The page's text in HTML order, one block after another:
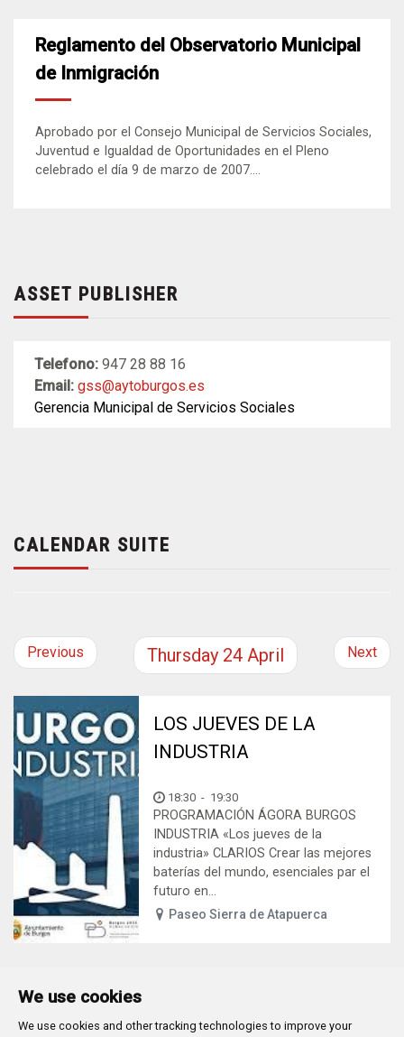
We use cookies
We use cookies and other tracking technologies to improve your
Reglamento del Observatorio Municipal
de Inmigración
Aprobado por el Consejo Municipal de Servicios Sociales,
Juventud e Igualdad de Oportunidades en el Pleno
celebrado el día 9 de marzo de 2007....
ASSET PUBLISHER
Telefono: 947 28 88 16
Email: gss@aytoburgos.es
Gerencia Municipal de Servicios Sociales
CALENDAR SUITE
Previous Thursday 24 April Next
LOS JUEVES DE LA
INDUSTRIA
18:30 - 19:30
PROGRAMACIÓN ÁGORA BURGOS
INDUSTRIA «Los jueves de la
industria» CLARIOS Crear las mejores
baterías del mundo, esenciales par el
futuro en...
Paseo Sierra de Atapuerca
Plaza Mayor 1 - 09071BURGOS